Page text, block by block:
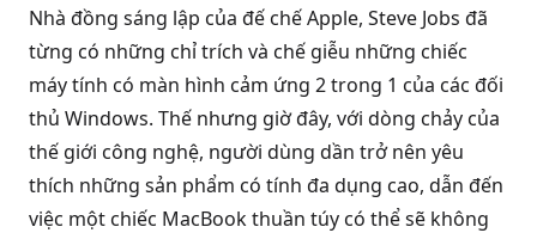
Nhà đồng sáng lập của đế chế Apple, Steve Jobs đã
từng có những chỉ trích và chế giễu những chiếc
máy tính có màn hình cảm ứng 2 trong 1 của các đối
thủ Windows. Thế nhưng giờ đây, với dòng chảy của
thế giới công nghệ, người dùng dần trở nên yêu
thích những sản phẩm có tính đa dụng cao, dẫn đến
việc một chiếc MacBook thuần túy có thể sẽ không